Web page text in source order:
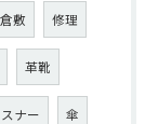
倉敷 修理
革靴
ナー 傘